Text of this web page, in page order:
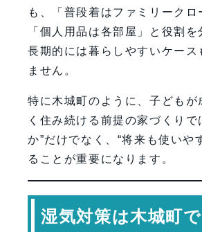
も、「普段着はファミリークロ
「個人用品は各部屋」と役割を
長期的には暮らしやすいケース
ません。
特に木城町のように、子どもが
く住み続ける前提の家づくりで
か”だけでなく、“将来も使いや
ることが重要になります。
湿気対策は木城町